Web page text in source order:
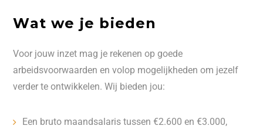
Wat we je bieden
Voor jouw inzet mag je rekenen op goede
arbeidsvoorwaarden en volop mogelijkheden om jezelf
verder te ontwikkelen. Wij bieden jou:
Een bruto maandsalaris tussen €2.600 en €3.000,